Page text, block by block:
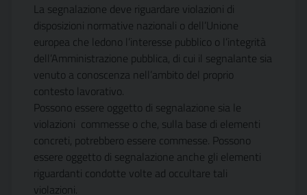
La segnalazione deve riguardare violazioni di
disposizioni normative nazionali o dell’Unione
europea che ledono l’interesse pubblico o l’integrità
dell’Amministrazione pubblica, di cui il segnalante sia
venuto a conoscenza nell’ambito del proprio
contesto lavorativo.
Possono essere oggetto di segnalazione sia le
violazioni commesse o che, sulla base di elementi
concreti, potrebbero essere commesse. Possono
essere oggetto di segnalazione anche gli elementi
riguardanti condotte volte ad occultare tali
violazioni.